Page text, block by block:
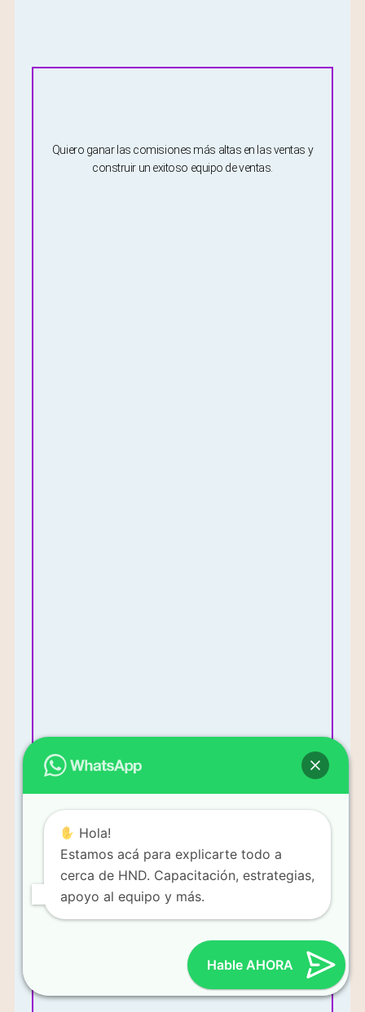
Quiero ganar las comisiones más altas en las ventas y
construir un exitoso equipo de ventas.
Mi enfoque es vender productos y construir un equipo de
Hola!
Estamos acá para explicarte todo a
cerca de HND. Capacitación, estrategias,
apoyo al equipo y más.
Hable AHORA